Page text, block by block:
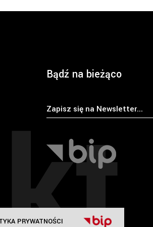
PRYWATNOŚCI
Bądź na bieżąco